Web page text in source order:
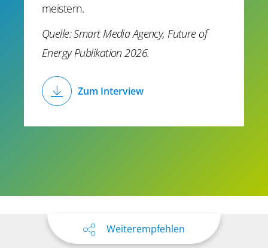
meistern.
Quelle: Smart Media Agency, Future of
Energy Publikation 2026.
Zum Interview
Weiterempfehlen